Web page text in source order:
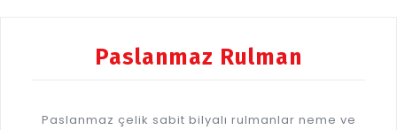
Paslanmaz Rulman
Paslanmaz çelik sabit bilyalı rulmanlar neme ve